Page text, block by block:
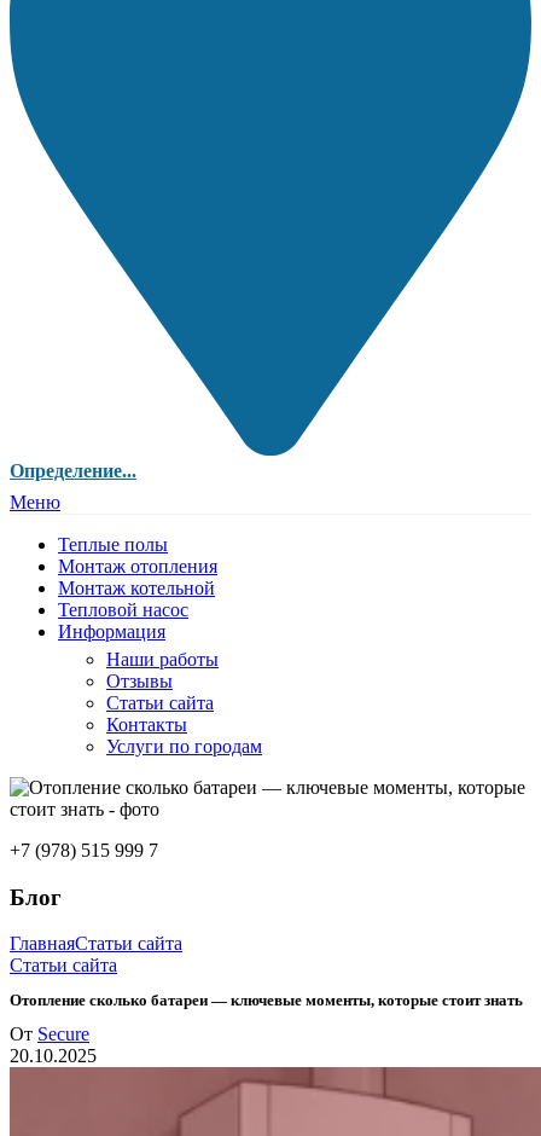
Определение...
Меню
Теплые полы
Монтаж отопления
Монтаж котельной
Тепловой насос
Информация
Наши работы
Отзывы
Статьи сайта
Контакты
Услуги по городам
+7 (978) 515 999 7
Блог
ГлавнаяСтатьи сайта
Статьи сайта
Отопление сколько батареи — ключевые моменты, которые стоит знать
От Secure
20.10.2025